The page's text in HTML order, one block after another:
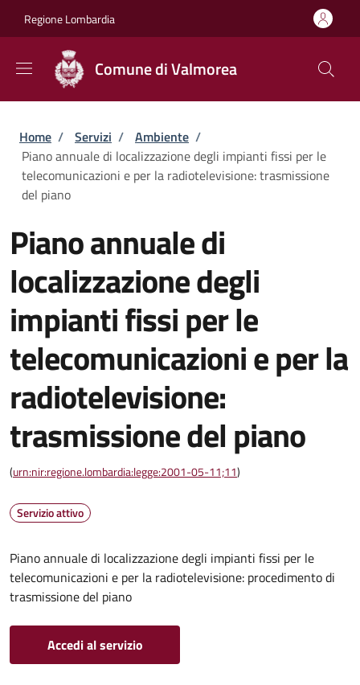
Regione Lombardia
Comune di Valmorea
Briciole di pane
Home / Servizi / Ambiente /
Piano annuale di localizzazione degli impianti fissi per le
telecomunicazioni e per la radiotelevisione: trasmissione
del piano
Piano annuale di
localizzazione degli
impianti fissi per le
telecomunicazioni e per la
radiotelevisione:
trasmissione del piano
(urn:nir:regione.lombardia:legge:2001-05-11;11)
Servizio attivo
Piano annuale di localizzazione degli impianti fissi per le
telecomunicazioni e per la radiotelevisione: procedimento di
trasmissione del piano
Accedi al servizio